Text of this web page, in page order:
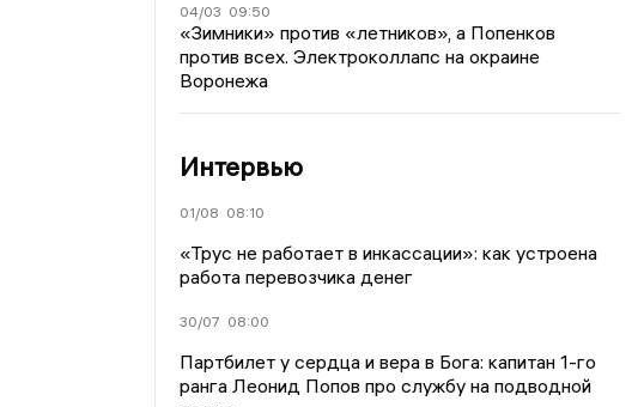
04/03 09:50
«Зимники» против «летников», а Попенков
против всех. Электроколлапс на окраине
Воронежа
Интервью
01/08 08:10
«Трус не работает в инкассации»: как устроена
работа перевозчика денег
30/07 08:00
Партбилет у сердца и вера в Бога: капитан 1-го
ранга Леонид Попов про службу на подводной